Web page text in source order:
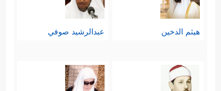
هيثم الدخين عبدالرشيد صوفي